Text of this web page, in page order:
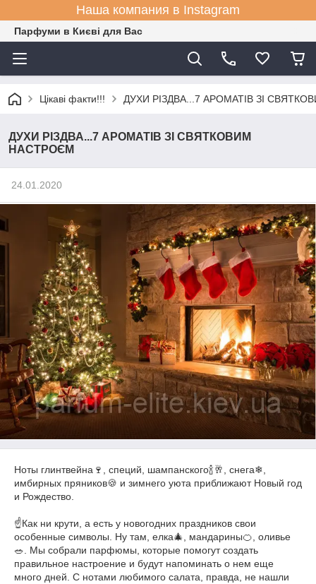
Наша компания в Instagram
Парфуми в Києві для Вас
Цікаві факти!!! ДУХИ РІЗДВА...7 АРОМАТІВ ЗІ
ДУХИ РІЗДВА...7 АРОМАТІВ ЗІ СВЯТКОВИМ
НАСТРОЄМ
24.01.2020
Ноты глинтвейна🍷, специй, шампанского🍾🥂, снега❄,
имбирных пряников🍪 и зимнего уюта приближают Новый год
и Рождество.
☝️Как ни крути, а есть у новогодних праздников свои
особенные символы. Ну там, елка🎄, мандарины🍊, оливье
🥗. Мы собрали парфюмы, которые помогут создать
правильное настроение и будут напоминать о нем еще
много дней. С нотами любимого салата, правда, не нашли